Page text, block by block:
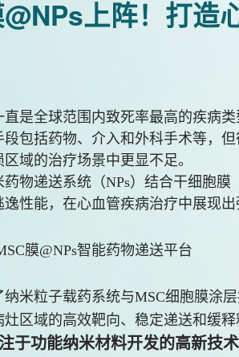
上阵！打造
直是全球范围内致死率最高的疾病
段包括药物、介入和外科手术等，
域的治疗场景中更显不足。
物递送系统（NPs）结合干细胞膜
性能，在心血管疾病治疗中展现出
膜@NPs智能药物递送平台
纳米粒子载药系统与MSC细胞膜涂
区域的高效靶向、稳定递送和缓释
于功能纳米材料开发的高新技